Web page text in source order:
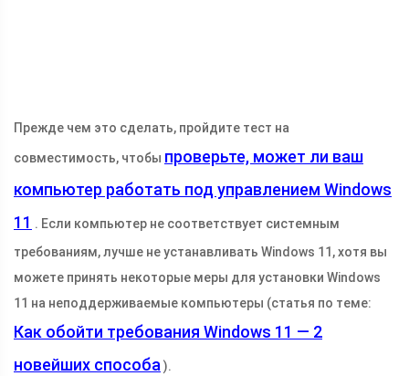
Прежде чем это сделать, пройдите тест на
совместимость, чтобы проверьте, может ли ваш
компьютер работать под управлением Windows
11 . Если компьютер не соответствует системным
требованиям, лучше не устанавливать Windows 11, хотя вы
можете принять некоторые меры для установки Windows
11 на неподдерживаемые компьютеры (статья по теме:
Как обойти требования Windows 11 — 2
новейших способа ).